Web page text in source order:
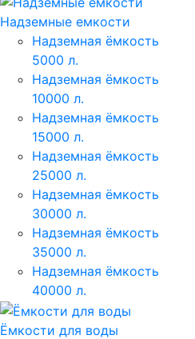
Надземные емкости
Надземная ёмкость
5000 л.
Надземная ёмкость
10000 л.
Надземная ёмкость
15000 л.
Надземная ёмкость
25000 л.
Надземная ёмкость
30000 л.
Надземная ёмкость
35000 л.
Надземная ёмкость
40000 л.
Ёмкости для воды